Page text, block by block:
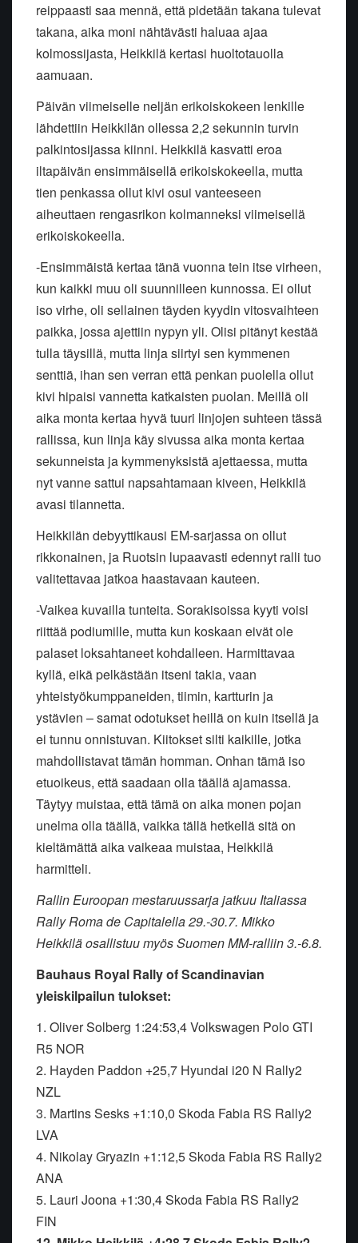
reippaasti saa mennä, että pidetään takana tulevat
takana, aika moni nähtävästi haluaa ajaa
kolmossijasta, Heikkilä kertasi huoltotauolla
aamuaan.
Päivän viimeiselle neljän erikoiskokeen lenkille
lähdettiin Heikkilän ollessa 2,2 sekunnin turvin
palkintosijassa kiinni. Heikkilä kasvatti eroa
iltapäivän ensimmäisellä erikoiskokeella, mutta
tien penkassa ollut kivi osui vanteeseen
aiheuttaen rengasrikon kolmanneksi viimeisellä
erikoiskokeella.
-Ensimmäistä kertaa tänä vuonna tein itse virheen,
kun kaikki muu oli suunnilleen kunnossa. Ei ollut
iso virhe, oli sellainen täyden kyydin vitosvaihteen
paikka, jossa ajettiin nypyn yli. Olisi pitänyt kestää
tulla täysillä, mutta linja siirtyi sen kymmenen
senttiä, ihan sen verran että penkan puolella ollut
kivi hipaisi vannetta katkaisten puolan. Meillä oli
aika monta kertaa hyvä tuuri linjojen suhteen tässä
rallissa, kun linja käy sivussa aika monta kertaa
sekunneista ja kymmenyksistä ajettaessa, mutta
nyt vanne sattui napsahtamaan kiveen, Heikkilä
avasi tilannetta.
Heikkilän debyyttikausi EM-sarjassa on ollut
rikkonainen, ja Ruotsin lupaavasti edennyt ralli tuo
valitettavaa jatkoa haastavaan kauteen.
-Vaikea kuvailla tunteita. Sorakisoissa kyyti voisi
riittää podiumille, mutta kun koskaan eivät ole
palaset loksahtaneet kohdalleen. Harmittavaa
kyllä, eikä pelkästään itseni takia, vaan
yhteistyökumppaneiden, tiimin, kartturin ja
ystävien – samat odotukset heillä on kuin itsellä ja
ei tunnu onnistuvan. Kiitokset silti kaikille, jotka
mahdollistavat tämän homman. Onhan tämä iso
etuoikeus, että saadaan olla täällä ajamassa.
Täytyy muistaa, että tämä on aika monen pojan
unelma olla täällä, vaikka tällä hetkellä sitä on
kieltämättä aika vaikeaa muistaa, Heikkilä
harmitteli.
Rallin Euroopan mestaruussarja jatkuu Italiassa
Rally Roma de Capitalella 29.-30.7. Mikko
Heikkilä osallistuu myös Suomen MM-ralliin 3.-6.8.
Bauhaus Royal Rally of Scandinavian
yleiskilpailun tulokset:
1. Oliver Solberg 1:24:53,4 Volkswagen Polo GTI
R5 NOR
2. Hayden Paddon +25,7 Hyundai i20 N Rally2
NZL
3. Martins Sesks +1:10,0 Skoda Fabia RS Rally2
LVA
4. Nikolay Gryazin +1:12,5 Skoda Fabia RS Rally2
ANA
5. Lauri Joona +1:30,4 Skoda Fabia RS Rally2
FIN